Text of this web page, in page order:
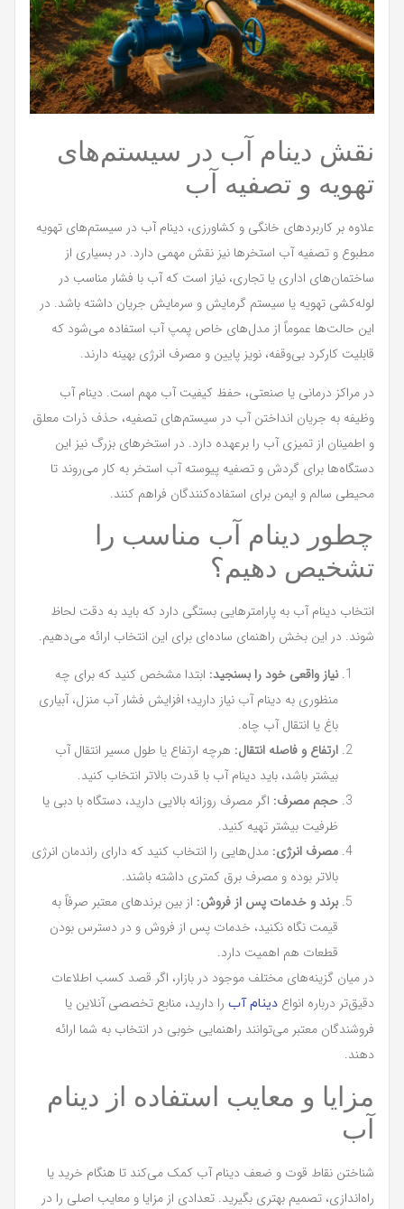
نقش دینام آب در سیستم‌های
تهویه و تصفیه آب
علاوه بر کاربردهای خانگی و کشاورزی، دینام آب در سیستم‌های تهویه
مطبوع و تصفیه آب استخرها نیز نقش مهمی دارد. در بسیاری از
ساختمان‌های اداری یا تجاری، نیاز است که آب با فشار مناسب در
لوله‌کشی تهویه یا سیستم گرمایش و سرمایش جریان داشته باشد. در
این حالت‌ها عموماً از مدل‌های خاص پمپ آب استفاده می‌شود که
قابلیت کارکرد بی‌وقفه، نویز پایین و مصرف انرژی بهینه دارند.
در مراکز درمانی یا صنعتی، حفظ کیفیت آب مهم است. دینام آب
وظیفه به جریان انداختن آب در سیستم‌های تصفیه، حذف ذرات معلق
و اطمینان از تمیزی آب را برعهده دارد. در استخرهای بزرگ نیز این
دستگاه‌ها برای گردش و تصفیه پیوسته آب استخر به کار می‌روند تا
محیطی سالم و ایمن برای استفاده‌کنندگان فراهم کنند.
چطور دینام آب مناسب را
تشخیص دهیم؟
انتخاب دینام آب به پارامترهایی بستگی دارد که باید به دقت لحاظ
شوند. در این بخش راهنمای ساده‌ای برای این انتخاب ارائه می‌دهیم.
نیاز واقعی خود را بسنجید: ابتدا مشخص کنید که برای چه
منظوری به دینام آب نیاز دارید؛ افزایش فشار آب منزل، آبیاری
باغ یا انتقال آب چاه.
ارتفاع و فاصله انتقال: هرچه ارتفاع یا طول مسیر انتقال آب
بیشتر باشد، باید دینام آب با قدرت بالاتر انتخاب کنید.
حجم مصرف: اگر مصرف روزانه بالایی دارید، دستگاه با دبی یا
ظرفیت بیشتر تهیه کنید.
مصرف انرژی: مدل‌هایی را انتخاب کنید که دارای راندمان انرژی
بالاتر بوده و مصرف برق کمتری داشته باشند.
برند و خدمات پس از فروش: از بین برندهای معتبر صرفاً به
قیمت نگاه نکنید، خدمات پس از فروش و در دسترس بودن
قطعات هم اهمیت دارد.
در میان گزینه‌های مختلف موجود در بازار، اگر قصد کسب اطلاعات
دقیق‌تر درباره انواع دینام آب را دارید، منابع تخصصی آنلاین یا
فروشندگان معتبر می‌توانند راهنمایی خوبی در انتخاب به شما ارائه
دهند.
مزایا و معایب استفاده از دینام
آب
شناختن نقاط قوت و ضعف دینام آب کمک می‌کند تا هنگام خرید یا
راه‌اندازی، تصمیم بهتری بگیرید. تعدادی از مزایا و معایب اصلی را در